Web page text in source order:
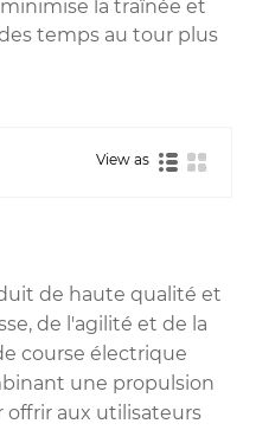
la traînée et
temps au tour plus
View as
de haute qualité et
de l'agilité et de la
course électrique
une propulsion
aux utilisateurs